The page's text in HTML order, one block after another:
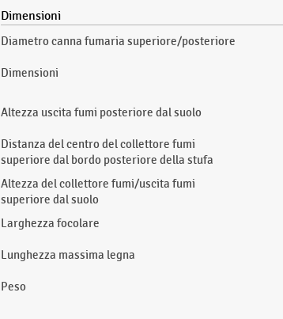
Dimensioni
Diametro canna fumaria superiore/posteriore
Dimensioni
Altezza uscita fumi posteriore dal suolo
Distanza del centro del collettore fumi
superiore dal bordo posteriore della stufa
Altezza del collettore fumi/uscita fumi
superiore dal suolo
Larghezza focolare
Lunghezza massima legna
Peso